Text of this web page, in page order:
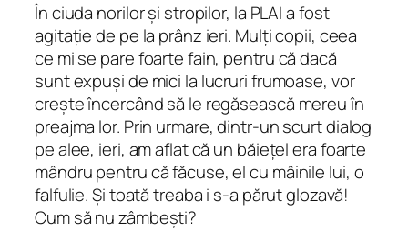
În ciuda norilor și stropilor, la PLAI a fost
agitație de pe la prânz ieri. Mulți copii, ceea
ce mi se pare foarte fain, pentru că dacă
sunt expuși de mici la lucruri frumoase, vor
crește încercând să le regăsească mereu în
preajma lor. Prin urmare, dintr-un scurt dialog
pe alee, ieri, am aflat că un băiețel era foarte
mândru pentru că făcuse, el cu mâinile lui, o
falfulie.Și toată treaba i s-a părutglozavă!
Cum să nu zâmbești?